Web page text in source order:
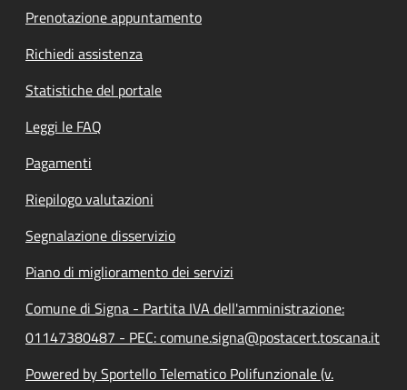
Prenotazione appuntamento
Richiedi assistenza
Statistiche del portale
Leggi le FAQ
Pagamenti
Riepilogo valutazioni
Segnalazione disservizio
Piano di miglioramento dei servizi
Comune di Signa - Partita IVA dell'amministrazione:
01147380487 - PEC: comune.signa@postacert.toscana.it
Powered by Sportello Telematico Polifunzionale (v.